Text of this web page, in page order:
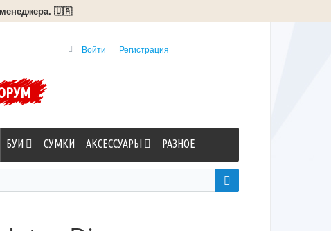
менеджера. 🇺🇦
Войти Регистрация
БУИ СУМКИ АКСЕССУАРЫ РАЗНОЕ